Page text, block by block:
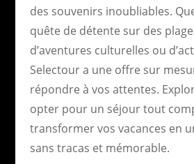
des souvenirs inoubliables.
quête de détente sur des
d’aventures culturelles ou
Selectour a une offre sur
répondre à vos attentes.
opter pour un séjour tout
transformer vos vacances en
sans tracas et mémorable.